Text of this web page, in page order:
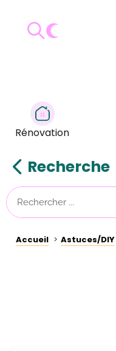
Rénovation
Recherche
Accueil Astuces/DIY